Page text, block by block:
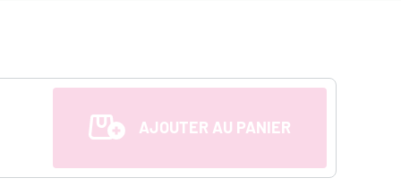
AJOUTER AU PANIER